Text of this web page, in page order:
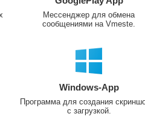
Мессенджер для обмена
сообщениями на Vmeste.
Windows-App
Программа для создания
с загрузкой.